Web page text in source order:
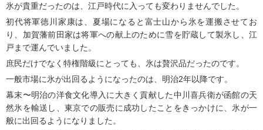
氷が貴重だったのは、江戸時代に入っても変わりませんでした。
初代将軍徳川家康は、夏場になると富士山から氷を運搬させてお
り、加賀藩前田家は将軍への献上のために雪を貯蔵して製氷し、江
戸まで運んでいました。
庶民だけでなく特権階級にとっても、氷は贅沢品だったのです。
一般市場に氷が出回るようになったのは、明治2年以降です。
幕末〜明治の洋食文化導入に大きく貢献した中川喜兵衛が函館の天
然氷を輸送し、東京での販売に成功したことをきっかけに、氷が一
般に出回るようになりました。